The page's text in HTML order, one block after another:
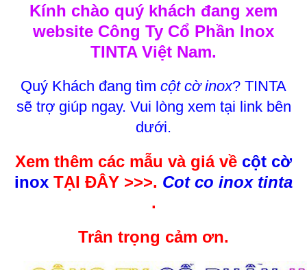
Kính chào quý khách đang xem
website Công Ty Cổ Phần Inox
TINTA Việt Nam.
Quý Khách đang tìm cột cờ inox? TINTA
sẽ trợ giúp ngay. Vui lòng xem tại link bên
dưới.
Xem thêm các mẫu và giá về cột cờ
inox TẠI ĐÂY >>>. Cot co inox tinta
.
Trân trọng cảm ơn.